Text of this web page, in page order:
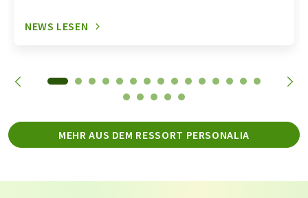
NEWS LESEN
MEHR AUS DEM RESSORT PERSONALIA